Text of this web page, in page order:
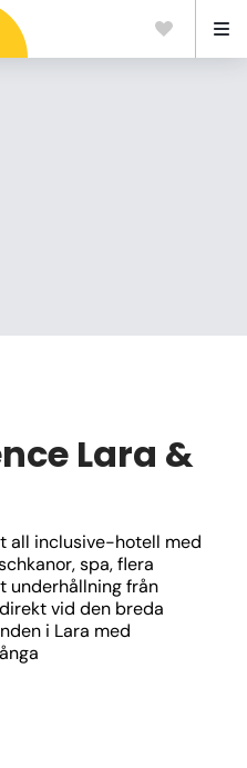
Lara &
all inclusive-hotell med
spa, flera
underhållning från
vid den breda
i Lara med